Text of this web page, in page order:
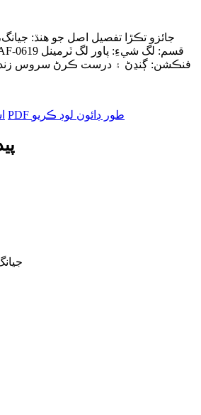
جائزو تڪڙا تفصيل اصل جو هنڌ:
PDF طور ڊائون لوڊ ڪريو